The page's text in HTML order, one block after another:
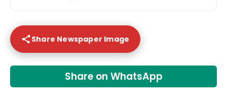
Share Newspaper Image
Share on WhatsApp